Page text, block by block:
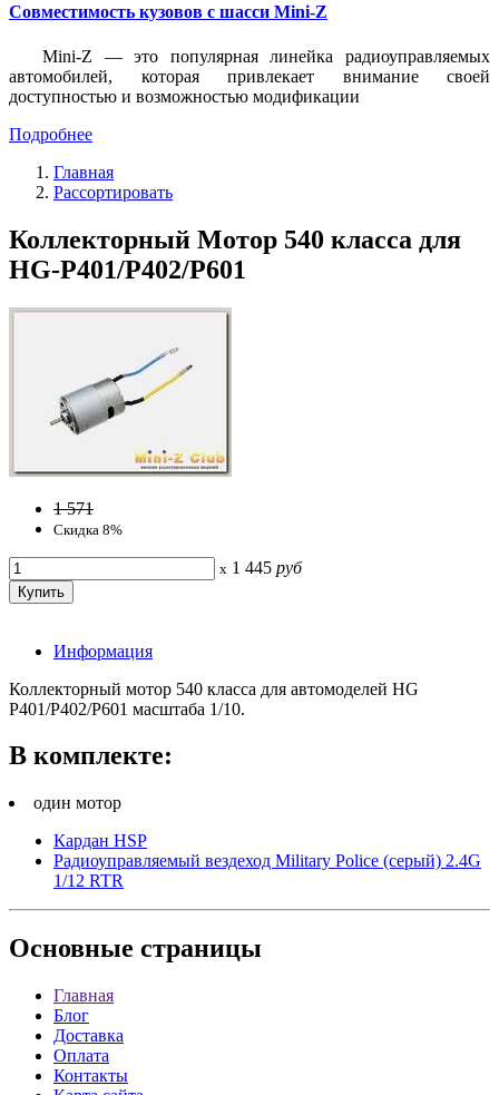
Совместимость кузовов с шасси Mini-Z
Mini-Z — это популярная линейка радиоуправляемых
автомобилей, которая привлекает внимание своей
доступностью и возможностью модификации
Подробнее
Главная
Рассортировать
Коллекторный Мотор 540 класса для
HG-P401/P402/P601
1 571
Скидка 8%
x 1 445 руб
Информация
Коллекторный мотор 540 класса для автомоделей HG
P401/P402/P601 масштаба 1/10.
В комплекте:
один мотор
Кардан HSP
Радиоуправляемый вездеход Military Police (серый) 2.4G
1/12 RTR
Основные страницы
Главная
Блог
Доставка
Оплата
Контакты